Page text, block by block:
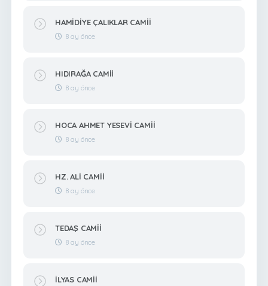
HAMİDİYE ÇALIKLAR CAMİİ
8 ay önce
HIDIRAĞA CAMİİ
8 ay önce
HOCA AHMET YESEVİ CAMİİ
8 ay önce
HZ. ALİ CAMİİ
8 ay önce
TEDAŞ CAMİİ
8 ay önce
İLYAS CAMİİ